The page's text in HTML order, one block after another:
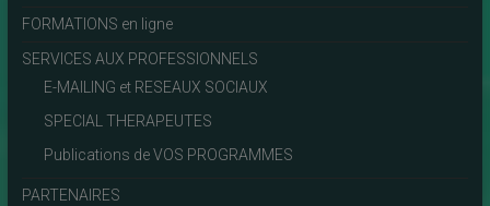
FORMATIONS en ligne
SERVICES AUX PROFESSIONNELS
E-MAILING et RESEAUX SOCIAUX
SPECIAL THERAPEUTES
Publications de VOS PROGRAMMES
PARTENAIRES